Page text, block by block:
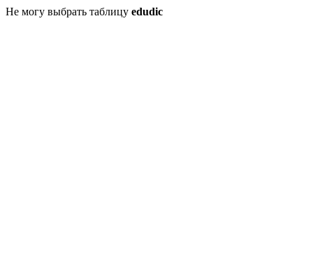
Не могу выбрать таблицу edudic